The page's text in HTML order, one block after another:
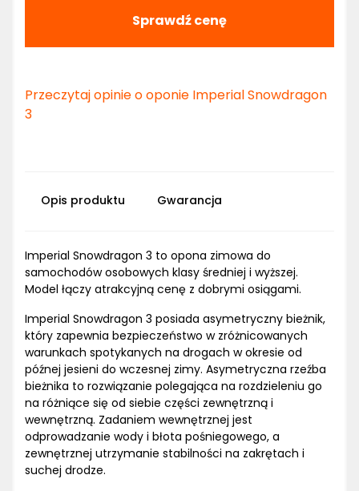
Sprawdź cenę
Przeczytaj opinie o oponie Imperial Snowdragon
3
Opis produktu Gwarancja
Imperial Snowdragon 3 to opona zimowa do
samochodów osobowych klasy średniej i wyższej.
Model łączy atrakcyjną cenę z dobrymi osiągami.
Imperial Snowdragon 3 posiada asymetryczny bieżnik,
który zapewnia bezpieczeństwo w zróżnicowanych
warunkach spotykanych na drogach w okresie od
późnej jesieni do wczesnej zimy. Asymetryczna rzeźba
bieżnika to rozwiązanie polegająca na rozdzieleniu go
na różniące się od siebie części zewnętrzną i
wewnętrzną. Zadaniem wewnętrznej jest
odprowadzanie wody i błota pośniegowego, a
zewnętrznej utrzymanie stabilności na zakrętach i
suchej drodze.